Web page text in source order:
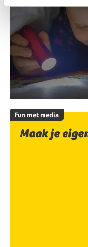
Fun met media
Maak je